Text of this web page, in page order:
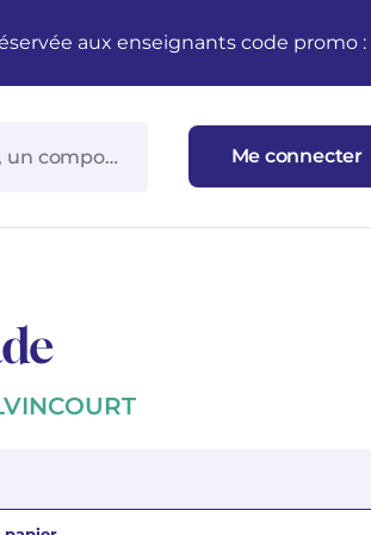
aux enseignants code promo :
Me connecter